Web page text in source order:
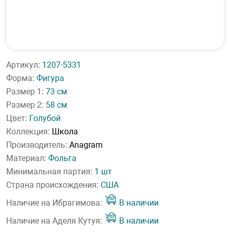
Артикул: 1207-5331
Форма: Фигура
Размер 1: 73 см
Размер 2: 58 см
Цвет: Голубой
Коллекция: Школа
Производитель: Anagram
Материал: Фольга
Минимальная партия: 1 шт
Страна происхождения: США
Наличие на Ибрагимова:
В наличии
Наличие на Аделя Кутуя:
В наличии